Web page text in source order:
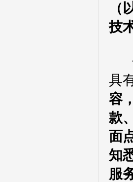
（
技
具
容
款
面
知
服